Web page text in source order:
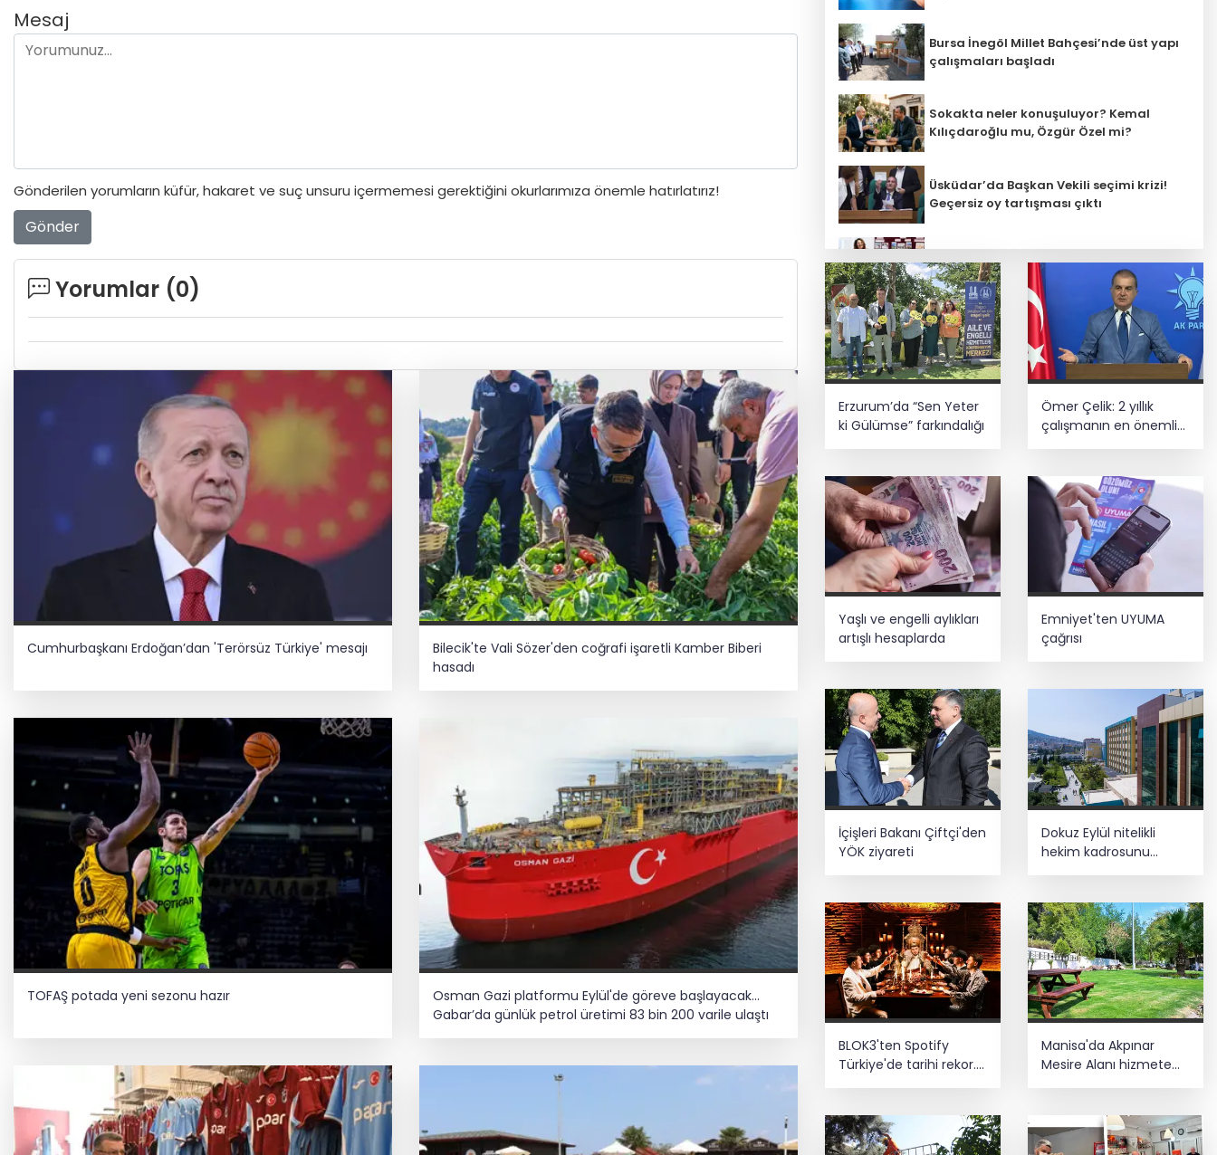
Mesaj
Gönderilen yorumların küfür, hakaret ve suç unsuru içermemesi gerektiğini okurlarımıza önemle hatırlatırız!
Gönder
Yorumlar (0)
Cumhurbaşkanı Erdoğan’dan 'Terörsüz Türkiye' mesajı
Bilecik'te Vali Sözer'den coğrafi işaretli Kamber Biberi
hasadı
TOFAŞ potada yeni sezonu hazır
Osman Gazi platformu Eylül'de göreve başlayacak...
Gabar’da günlük petrol üretimi 83 bin 200 varile ulaştı
Bursa İnegöl Millet Bahçesi’nde üst yapı
çalışmaları başladı
Sokakta neler konuşuluyor? Kemal
Kılıçdaroğlu mu, Özgür Özel mi?
Üsküdar’da Başkan Vekili seçimi krizi!
Geçersiz oy tartışması çıktı
açıklandı
ATSO’dan Cumhuriyet Başsavcısı
Yusufoğlu’na hayırlı olsun ziyareti
Başkan Aydın, Osmangazi Doğancı’da
talepleri dinledi
projelerinde BIM ve e-PYS zorunluluğu
geliyor
Erzurum’da “Sen Yeter
ki Gülümse” farkındalığı
Ömer Çelik: 2 yıllık
çalışmanın en önemli
Yaşlı ve engelli aylıkları
artışlı hesaplarda
Emniyet'ten UYUMA
çağrısı
İçişleri Bakanı Çiftçi'den
YÖK ziyareti
Dokuz Eylül nitelikli
hekim kadrosunu
BLOK3'ten Spotify
Türkiye'de tarihi rekor...
Albümdeki 10 şarkının
Manisa'da Akpınar
Mesire Alanı hizmete
açılıyor